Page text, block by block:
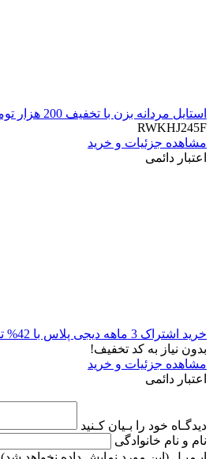
استایل مردانه بزن با تخفیف 200 هزار تومانی دیجی استایل
RWKHJ245F
مشاهده جزئیات و خرید
اعتبار دائمی
خرید اشتراک 3 ماهه دیجی پلاس با 42% تخفیف
بدون نیاز به کد تخفیف!
مشاهده جزئیات و خرید
اعتبار دائمی
دیدگـاه خود را بـیان کـنید
نام و نام خانوادگی